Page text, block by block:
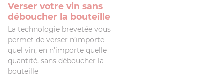
Verser votre vin sans
déboucher la bouteille
La technologie brevetée vous
permet de verser n’importe
quel vin, en n’importe quelle
quantité, sans déboucher la
bouteille